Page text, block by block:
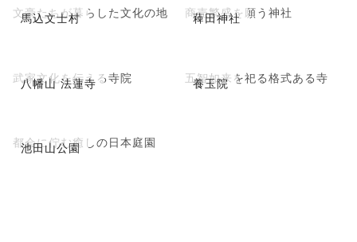
馬込文士村
文豪たちが暮らした文化の地 薭田神社
商売繁盛を願う神社
八幡山 法蓮寺
武家文化を伝える寺院 養玉院
五智如来を祀る格式ある寺
池田山公園
都会に佇む癒しの日本庭園